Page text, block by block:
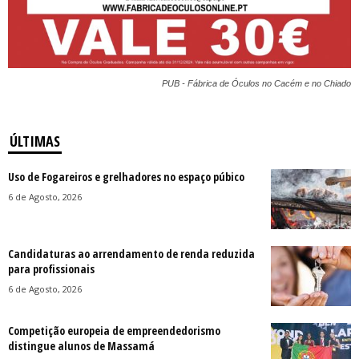
PUB - Fábrica de Óculos no Cacém e no Chiado
ÚLTIMAS
Uso de Fogareiros e grelhadores no espaço púbico
6 de Agosto, 2026
Candidaturas ao arrendamento de renda reduzida
para profissionais
6 de Agosto, 2026
Competição europeia de empreendedorismo
distingue alunos de Massamá